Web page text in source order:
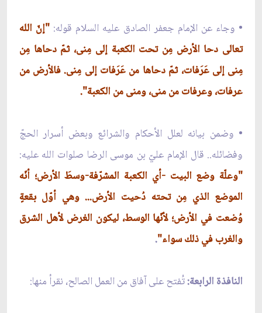
• وجاء عن الإمام جعفر الصادق عليه السلام قوله:"إنّ الله
تعالى دحا الأرض مِن تحت الكعبة إلى مِنى، ثمّ دحاها مِن
مِنى إلى عَرَفات، ثمّ دحاها من عَرَفات إلى مِنى. فالأرض من
عرفات، وعرفات من منى، ومنى من الكعبة".
• وضمن بيانه لعلل الأحكام والشرائع وبعض أسرار الحجّ
وفضائله.. قال الإمام عليّ بن موسى الرضا صلوات الله عليه:
"وعلّة وضع البيت -أي الكعبة المشرّفة-وسطَ الأرض؛ أنّه
الموضع الذي مِن تحته دُحيت الأرض... وهي أوّل بقعةٍ
وُضعت في الأرض؛ لأنّها الوسط، ليكون الغرض لأهل الشرق
والغرب في ذلك سواء".
النافذة الرابعة:تُفتح على آفاق من العمل الصالح، نقرأ منها: